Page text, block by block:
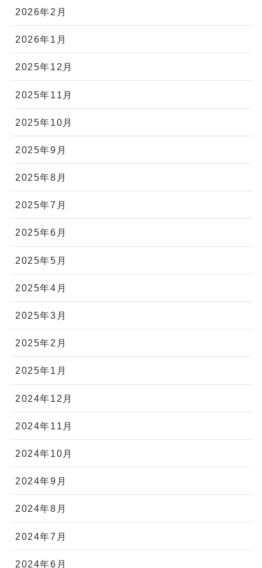
2026年2月
2026年1月
2025年12月
2025年11月
2025年10月
2025年9月
2025年8月
2025年7月
2025年6月
2025年5月
2025年4月
2025年3月
2025年2月
2025年1月
2024年12月
2024年11月
2024年10月
2024年9月
2024年8月
2024年7月
2024年6月